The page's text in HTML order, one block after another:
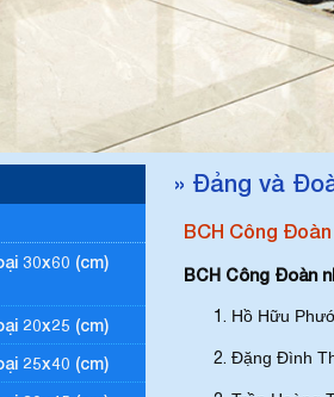
30x60 (cm)
20x25 (cm)
25x40 (cm)
» Đảng và
BCH Công Đoàn
BCH Công Đoàn
Hồ Hữu
Đặng Đình